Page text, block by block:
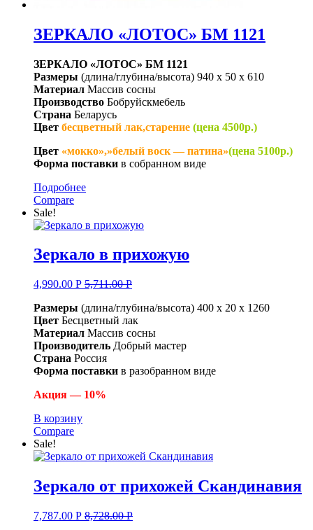
ЗЕРКАЛО «ЛОТОС» БМ 1121
ЗЕРКАЛО «ЛОТОС» БМ 1121
Размеры (длина/глубина/высота) 940 x 50 x 610
Материал Массив сосны
Производство Бобруйскмебель
Страна Беларусь
Цвет бесцветный лак,старение (цена 4500р.)
Цвет «мокко»,»белый воск — патина»(цена 5100р.)
Форма поставки в собранном виде
Подробнее
Compare
Sale!
Зеркало в прихожую
4,990.00 Р 5,711.00Р
Размеры (длина/глубина/высота) 400 x 20 x 1260
Цвет Бесцветный лак
Материал Массив сосны
Производитель Добрый мастер
Страна Россия
Форма поставки в разобранном виде
Акция — 10%
В корзину
Compare
Sale!
Зеркало от прихожей Скандинавия
7,787.00 Р 8,728.00Р